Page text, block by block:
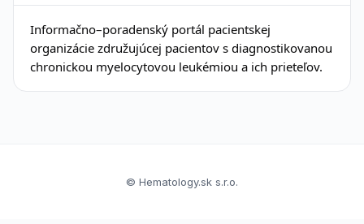
Informačno–poradenský portál pacientskej
organizácie združujúcej pacientov s diagnostikovanou
chronickou myelocytovou leukémiou a ich prieteľov.
© Hematology.sk s.r.o.